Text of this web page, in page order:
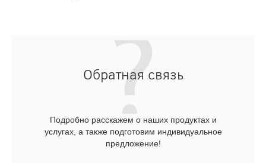
Обратная связь
Подробно расскажем о наших продуктах и
услугах, а также подготовим индивидуальное
предложение!